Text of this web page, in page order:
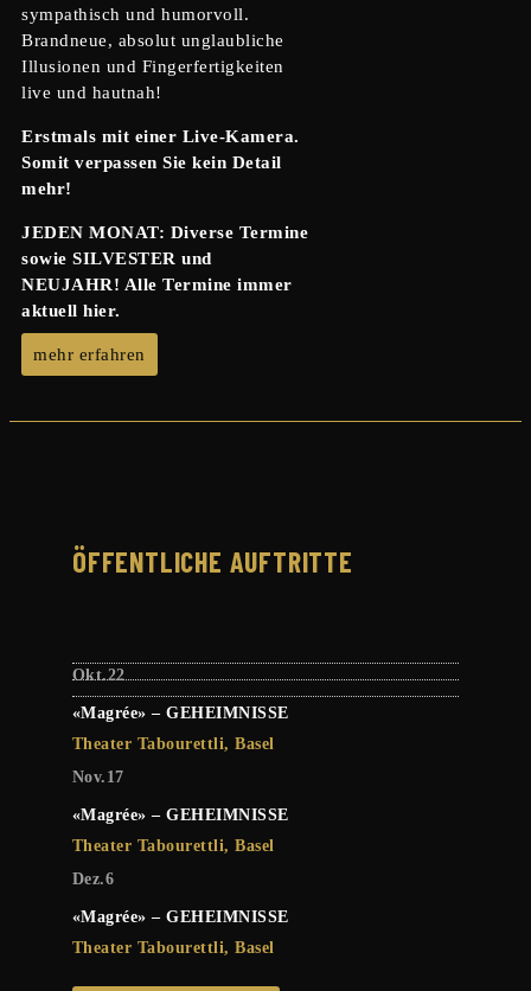
sympathisch und humorvoll.
Brandneue, absolut unglaubliche
Illusionen und Fingerfertigkeiten
live und hautnah!
Erstmals mit einer Live-Kamera.
Somit verpassen Sie kein Detail
mehr!
JEDEN MONAT: Diverse Termine
sowie SILVESTER und
NEUJAHR! Alle Termine immer
aktuell hier.
mehr erfahren
ÖFFENTLICHE AUFTRITTE
Okt.22
«Magrée» – GEHEIMNISSE
Theater Tabourettli, Basel
Nov. 17
«Magrée» – GEHEIMNISSE
Theater Tabourettli, Basel
Dez.6
«Magrée» – GEHEIMNISSE
Theater Tabourettli, Basel